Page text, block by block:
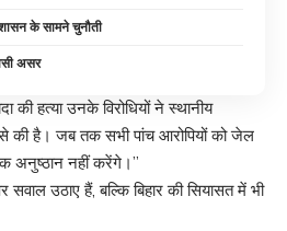
के सामने चुनौती
असर
की हत्या उनके विरोधियों ने स्थानीय
की है। जब तक सभी पांच आरोपियों को जेल
अनुष्ठान नहीं करेंगे।”
उठाए हैं, बल्कि बिहार की सियासत में भी